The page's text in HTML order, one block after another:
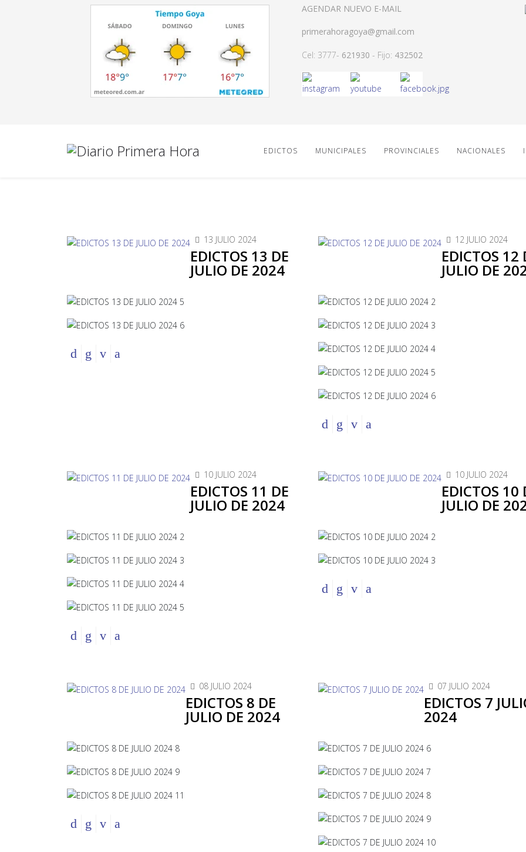
AGENDAR NUEVO E-MAIL
primerahoragoya@gmail.com
Cel: 3777- 621930 - Fijo: 432502
EDICTOS MUNICIPALES PROVINCIALES NACIONALES
13 JULIO 2024
EDICTOS 13 DE
JULIO DE 2024
12 JULIO 2024
EDICTOS 12
JULIO DE
10 JULIO 2024
EDICTOS 11 DE
JULIO DE 2024
10 JULIO 2024
EDICTOS 10
JULIO DE
08 JULIO 2024
EDICTOS 8 DE
JULIO DE 2024
07 JULIO 2024
EDICTOS 7
2024